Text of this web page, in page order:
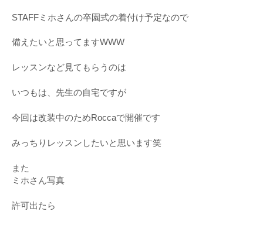
STAFFミホさんの卒園式の着付け予定なので
備えたいと思ってますWWW
レッスンなど見てもらうのは
いつもは、先生の自宅ですが
今回は改装中のためRoccaで開催です
みっちりレッスンしたいと思います笑
また
ミホさん写真
許可出たら